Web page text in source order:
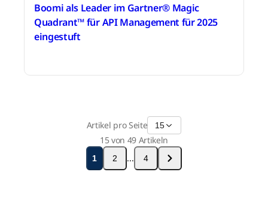
Boomi als Leader im Gartner® Magic
Quadrant™ für API Management für 2025
eingestuft
13. Oktober 2025
Artikel pro Seite 15
15 von 49 Artikeln
1 2 ... 4